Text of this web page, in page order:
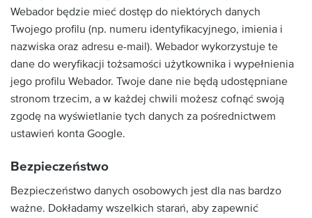
Webador będzie mieć dostęp do niektórych danych
Twojego profilu (np. numeru identyfikacyjnego, imienia i
nazwiska oraz adresu e-mail). Webador wykorzystuje te
dane do weryfikacji tożsamości użytkownika i wypełnienia
jego profilu Webador. Twoje dane nie będą udostępniane
stronom trzecim, a w każdej chwili możesz cofnąć swoją
zgodę na wyświetlanie tych danych za pośrednictwem
ustawień konta Google.
Bezpieczeństwo
Bezpieczeństwo danych osobowych jest dla nas bardzo
ważne. Dokładamy wszelkich starań, aby zapewnić